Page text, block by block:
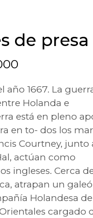
de presa
año 1667. La
Holanda e
está en pleno
en to- dos los
Courtney, junto
actúan como
ingleses. Cerca
atrapan un
Holandesa
cargado